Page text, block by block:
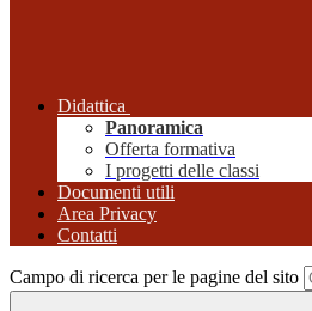
Didattica
Panoramica
Offerta formativa
I progetti delle classi
Documenti utili
Area Privacy
Contatti
Campo di ricerca per le pagine del sito